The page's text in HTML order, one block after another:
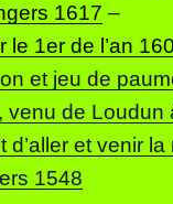
1617 –
1er de l’an
et jeu de
venu de Loudun
et venir la
1548